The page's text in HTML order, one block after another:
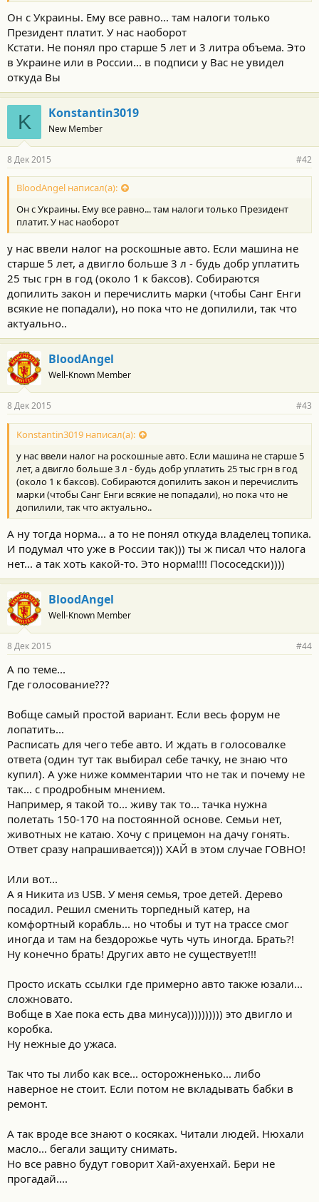
Он с Украины. Ему все равно... там налоги только
Президент платит. У нас наоборот
Кстати. Не понял про старше 5 лет и 3 литра объема. Это
в Украине или в России... в подписи у Вас не увидел
откуда Вы
K Konstantin3019
New Member
8 Дек 2015 #42
BloodAngel написал(а):
Он с Украины. Ему все равно... там налоги только Президент
платит. У нас наоборот
у нас ввели налог на роскошные авто. Если машина не
старше 5 лет, а двигло больше 3 л - будь добр уплатить
25 тыс грн в год (около 1 к баксов). Собираются
допилить закон и перечислить марки (чтобы Санг Енги
всякие не попадали), но пока что не допилили, так что
актуально..
BloodAngel
Well-Known Member
8 Дек 2015 #43
Konstantin3019 написал(а):
у нас ввели налог на роскошные авто. Если машина не старше 5
лет, а двигло больше 3 л - будь добр уплатить 25 тыс грн в год
(около 1 к баксов). Собираются допилить закон и перечислить
марки (чтобы Санг Енги всякие не попадали), но пока что не
допилили, так что актуально..
А ну тогда норма... а то не понял откуда владелец топика.
И подумал что уже в России так))) ты ж писал что налога
нет... а так хоть какой-то. Это норма!!!! Пососедски))))
BloodAngel
Well-Known Member
8 Дек 2015 #44
А по теме...
Где голосование???
Вобще самый простой вариант. Если весь форум не
лопатить...
Расписать для чего тебе авто. И ждать в голосовалке
ответа (один тут так выбирал себе тачку, не знаю что
купил). А уже ниже комментарии что не так и почему не
так... с продробным мнением.
Например, я такой то... живу так то... тачка нужна
полетать 150-170 на постоянной основе. Семьи нет,
животных не катаю. Хочу с прицемон на дачу гонять.
Ответ сразу напрашивается))) ХАЙ в этом случае ГОВНО!
Или вот...
А я Никита из USB. У меня семья, трое детей. Дерево
посадил. Решил сменить торпедный катер, на
комфортный корабль... но чтобы и тут на трассе смог
иногда и там на бездорожье чуть чуть иногда. Брать?!
Ну конечно брать! Других авто не существует!!!
Просто искать ссылки где примерно авто также юзали...
сложновато.
Вобще в Хае пока есть два минуса)))))))))) это двигло и
коробка.
Ну нежные до ужаса.
Так что ты либо как все... осторожненько... либо
наверное не стоит. Если потом не вкладывать бабки в
ремонт.
А так вроде все знают о косяках. Читали людей. Нюхали
масло... бегали защиту снимать.
Но все равно будут говорит Хай-ахуенхай. Бери не
прогадай....